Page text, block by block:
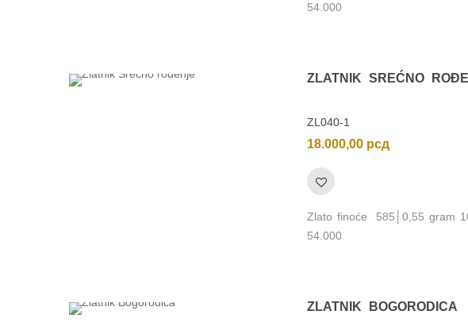
54.000
ZLATNIK SREĆNO
ZL040-1
18.000,00 рсд
Zlato finoće 585│0,55 gram
54.000
ZLATNIK BOGORODICA